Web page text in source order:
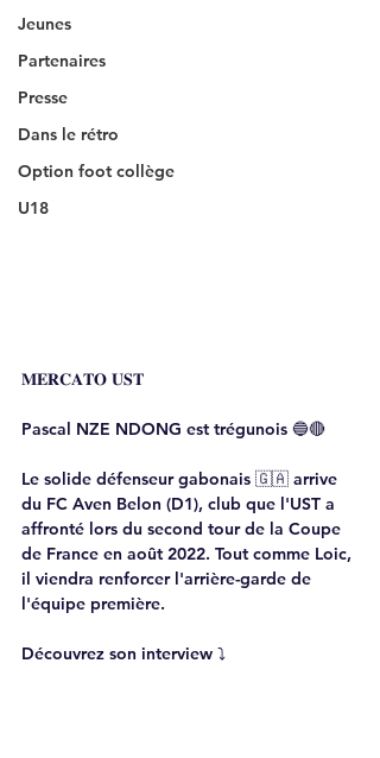
Jeunes
Partenaires
Presse
Dans le rétro
Option foot collège
U18
𝐌𝐄𝐑𝐂𝐀𝐓𝐎 𝐔𝐒𝐓
Pascal NZE NDONG est trégunois 🔵🔴
Le solide défenseur gabonais 🇬🇦 arrive
du FC Aven Belon (D1), club que l'UST a
affronté lors du second tour de la Coupe
de France en août 2022. Tout comme Loic,
il viendra renforcer l'arrière-garde de
l'équipe première.
Découvrez son interview ⤵️